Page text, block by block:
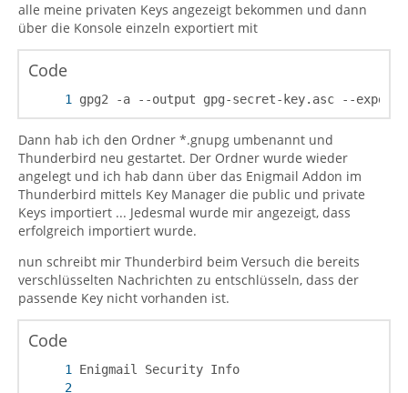
alle meine privaten Keys angezeigt bekommen und dann
über die Konsole einzeln exportiert mit
Code
gpg2 -a --output gpg-secret-key.asc --
Dann hab ich den Ordner *.gnupg umbenannt und
Thunderbird neu gestartet. Der Ordner wurde wieder
angelegt und ich hab dann über das Enigmail Addon im
Thunderbird mittels Key Manager die public und private
Keys importiert ... Jedesmal wurde mir angezeigt, dass
erfolgreich importiert wurde.
nun schreibt mir Thunderbird beim Versuch die bereits
verschlüsselten Nachrichten zu entschlüsseln, dass der
passende Key nicht vorhanden ist.
Code